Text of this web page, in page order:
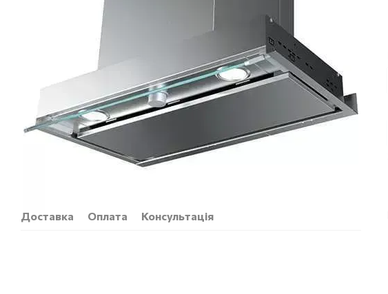
Доставка Оплата Консультація